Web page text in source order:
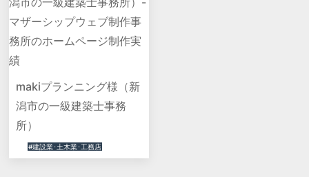
makiプランニング様（新
潟市の一級建築士事務
所）
#建設業･土木業･工務店